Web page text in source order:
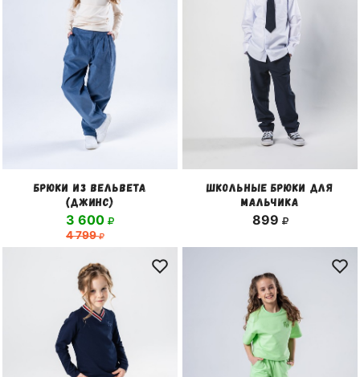
БРЮКИ ИЗ ВЕЛЬВЕТА
(ДЖИНС)
4 799
3 600
ШКОЛЬНЫЕ БРЮКИ ДЛЯ
МАЛЬЧИКА
899